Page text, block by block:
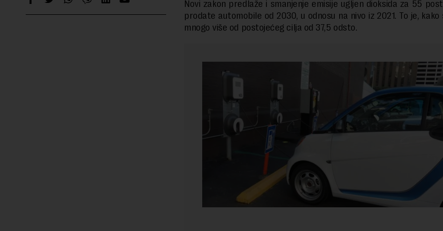
Novi zakon predlaže i smanjenje emisije ugljen dioksida za 55
prodate automobile od 2030, u odnosu na nivo iz 2021. To je, kako
mnogo više od postojećeg cilja od 37,5 odsto.